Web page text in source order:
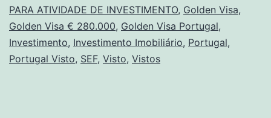
PARA ATIVIDADE DE INVESTIMENTO, Golden Visa,
Golden Visa € 280.000, Golden Visa Portugal,
Investimento, Investimento Imobiliário, Portugal,
Portugal Visto, SEF, Visto, Vistos